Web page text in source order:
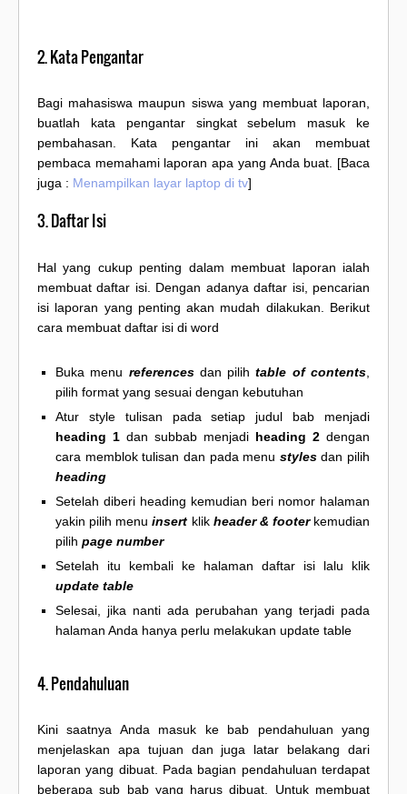
2. Kata Pengantar
Bagi mahasiswa maupun siswa yang membuat laporan,
buatlah kata pengantar singkat sebelum masuk ke
pembahasan. Kata pengantar ini akan membuat
pembaca memahami laporan apa yang Anda buat. [Baca
juga : Menampilkan layar laptop di tv]
3. Daftar Isi
Hal yang cukup penting dalam membuat laporan ialah
membuat daftar isi. Dengan adanya daftar isi, pencarian
isi laporan yang penting akan mudah dilakukan. Berikut
cara membuat daftar isi di word
Buka menu referencesdan pilihtable of contents
pilih format yang sesuai dengan kebutuhan
Atur style tulisan pada setiap judul bab menjadi
heading 1 dan subbab menjadi heading 2 dengan
cara memblok tulisan dan pada menu stylesdan pilih
heading
Setelah diberi heading kemudian beri nomor halaman
yakin pilih menuinsert klik header & footerkemudian
pilih page number
Setelah itu kembali ke halaman daftar isi lalu klik
update table
Selesai, jika nanti ada perubahan yang terjadi pada
halaman Anda hanya perlu melakukan update table
4. Pendahuluan
Kini saatnya Anda masuk ke bab pendahuluan yang
menjelaskan apa tujuan dan juga latar belakang dari
laporan yang dibuat. Pada bagian pendahuluan terdapat
beberapa sub bab yang harus dibuat. Untuk membuat